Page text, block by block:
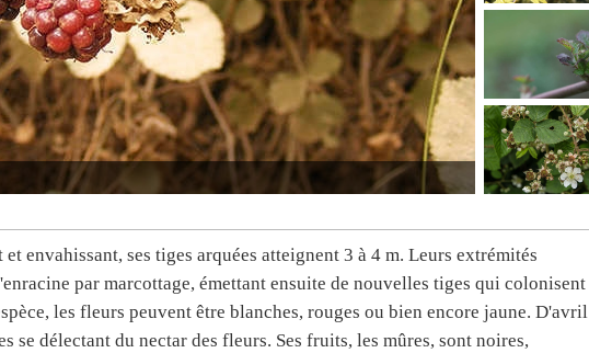
envahissant, ses tiges arquées atteignent 3 à 4 m. Leurs extrémités
par marcottage, émettant ensuite de nouvelles tiges qui colonisent
les fleurs peuvent être blanches, rouges ou bien encore jaune. D'avril
se délectant du nectar des fleurs. Ses fruits, les mûres, sont noires,